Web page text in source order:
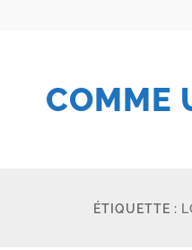
COMME
ÉTIQUETTE :